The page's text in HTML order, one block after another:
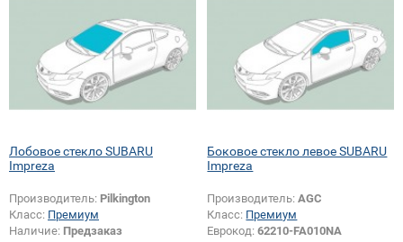
Лобовое стекло SUBARU
Impreza
Производитель: Pilkington
Класс: Премиум
Наличие: Предзаказ
Боковое стекло левое SUBARU
Impreza
Производитель:AGC
Класс: Премиум
Еврокод:62210-FA010NA